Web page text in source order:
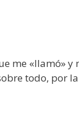
me «llamó»
todo, por